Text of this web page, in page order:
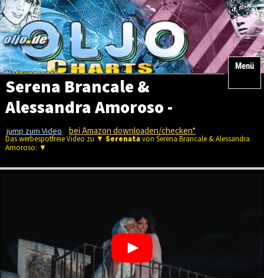
Menü
Serena Brancale &
Alessandra Amoroso -
Serenata
jump zum Video bei Amazon downloaden/checken*
Das werbespotfreie Video zu ▼ Serenatavon Serena Brancale & Alessandra
Amoroso: ▼